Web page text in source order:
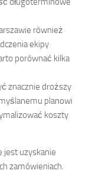
również
ekipy
porównać kilka
znacznie droższy
planowi
koszty
jest uzyskanie
zamówieniach.